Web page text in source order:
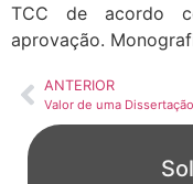
TCC de acordo
aprovação.
ANTERIOR